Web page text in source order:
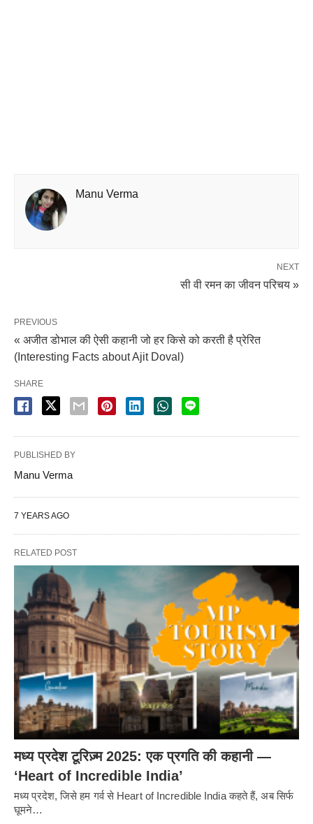
Manu Verma
NEXT
सी वी रमन का जीवन परिचय »
PREVIOUS
« अजीत डोभाल की ऐसी कहानी जो हर किसे को करती है प्रेरित
(Interesting Facts about Ajit Doval)
SHARE
PUBLISHED BY
Manu Verma
7 YEARS AGO
RELATED POST
मध्य प्रदेश टूरिज़्म 2025: एक प्रगति की कहानी —
‘Heart of Incredible India’
मध्य प्रदेश, जिसे हम गर्व से Heart of Incredible India कहते हैं, अब सिर्फ
घूमने…